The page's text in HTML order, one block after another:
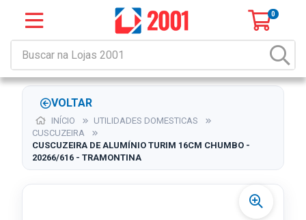
0
VOLTAR
INÍCIO
UTILIDADES DOMESTICAS
CUSCUZEIRA
CUSCUZEIRA DE ALUMÍNIO TURIM 16CM CHUMBO -
20266/616 - TRAMONTINA